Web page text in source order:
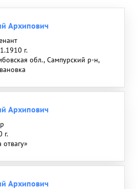
Архипович
г.
обл., Сампурский р-н,
Архипович
г.
Архипович